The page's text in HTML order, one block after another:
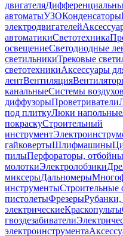
двигателя
автоматыУЗОКонденсаторы
электродвигателей
автоматикиСветотехника
освещениеСветодиодные
светильникиТрековые
светотехникиАксессуары
лентВентиляция
канальныеСистемы
диффузорыПроветриватели
под плиткуЛюки напольные
покраскуСтроительный
инструмент
гайковертыШлифмашины
пилыПерфораторы,
молоткиЭлектролобзики
миксерыДальномеры
инструментыСтроительные
пистолетыФрезерыРубанки,
электрическиеКраскопульты
гвоздезабиватели
электроинструмента